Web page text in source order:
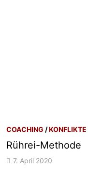
COACHING /KONFLIKTE
Rührei-Methode
7. April 2020